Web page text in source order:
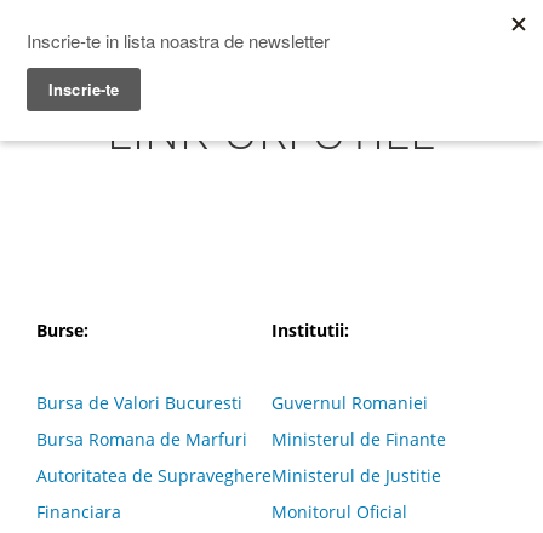
Menu
Prime Transaction
LINK-URI UTILE
Burse:
Bursa de Valori Bucuresti
Bursa Romana de Marfuri
Autoritatea de Supraveghere
Financiara
Institutii:
Guvernul Romaniei
Ministerul de Finante
Ministerul de Justitie
Monitorul Oficial